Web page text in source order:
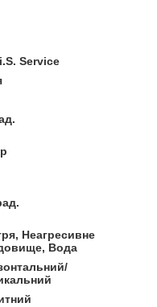
Service
Неагресивне
Вода